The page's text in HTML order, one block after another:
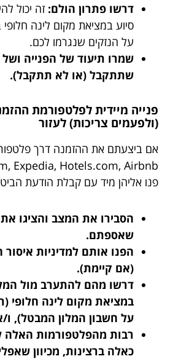
דרשו פתרון הולם: זה יכול
סיוע במציאת מקום לינה חלופי
על הנזקים שנגרמו לכם.
שמרו תיעוד של הפנייה
שתתקבל (או לא תתקבל).
פנייה מיידית לפלטפורמת
(ולפעמים צריכות) לעזור
אם ביצעתם את ההזמנה דרך
פנו אליהן מיד עם קבלת הודעת
הסבירו את המצב והציגו
שאספתם.
הפנו אותם למדיניות
(אם קיימת).
דרשו מהם להתערב מול
במציאת מקום לינה חלופי
על חשבון המלון המבטל),
רבות מהפלטפורמות האלה
כאלה ברצינות, מכיוון